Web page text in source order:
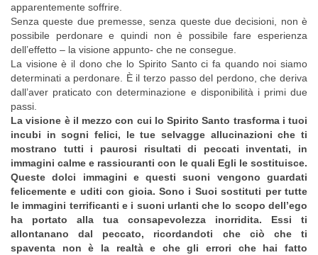
apparentemente soffrire.
Senza queste due premesse, senza queste due decisioni, non è
possibile perdonare e quindi non è possibile fare esperienza
dell’effetto – la visione appunto- che ne consegue.
La visione è il dono che lo Spirito Santo ci fa quando noi siamo
determinati a perdonare. È il terzo passo del perdono, che deriva
dall’aver praticato con determinazione e disponibilità i primi due
passi.
La visione è il mezzo con cui lo Spirito Santo trasforma i tuoi
incubi in sogni felici, le tue selvagge allucinazioni che ti
mostrano tutti i paurosi risultati di peccati inventati, in
immagini calme e rassicuranti con le quali Egli le sostituisce.
Queste dolci immagini e questi suoni vengono guardati
felicemente e uditi con gioia. Sono i Suoi sostituti per tutte
le immagini terrificanti e i suoni urlanti che lo scopo dell’ego
ha portato alla tua consapevolezza inorridita. Essi ti
allontanano dal peccato, ricordandoti che ciò che ti
spaventa non è la realtà e che gli errori che hai fatto